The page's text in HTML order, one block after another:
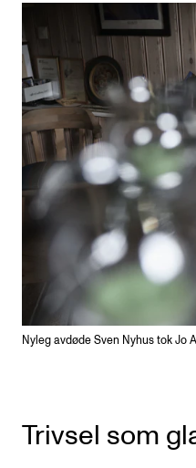
Nyleg avdøde Sven Nyhus tok Jo
Trivsel som